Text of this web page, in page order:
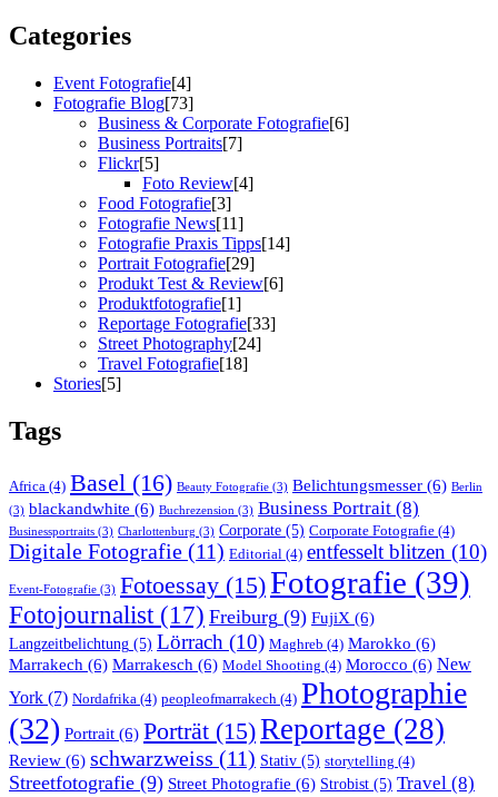
Categories
Event Fotografie[4]
Fotografie Blog[73]
Business & Corporate Fotografie[6]
Business Portraits[7]
Flickr[5]
Foto Review[4]
Food Fotografie[3]
Fotografie News[11]
Fotografie Praxis Tipps[14]
Portrait Fotografie[29]
Produkt Test & Review[6]
Produktfotografie[1]
Reportage Fotografie[33]
Street Photography[24]
Travel Fotografie[18]
Stories[5]
Tags
Africa (4) Basel (16) Beauty Fotografie (3) Belichtungsmesser (6) Berlin
(3) blackandwhite (6) Buchrezension (3) Business Portrait (8)
Businessportraits (3) Charlottenburg (3) Corporate (5) Corporate Fotografie (4)
Digitale Fotografie (11) Editorial (4) entfesselt blitzen (10)
Event-Fotografie (3) Fotoessay (15)Fotografie (39)
Fotojournalist (17) Freiburg (9) FujiX (6)
Langzeitbelichtung (5) Lörrach (10) Maghreb (4) Marokko (6)
Marrakech (6) Marrakesch (6) Model Shooting (4) Morocco (6) New
York (7) Nordafrika (4) peopleofmarrakech (4) Photographie
(32) Portrait (6) Porträt (15)Reportage (28)
Review (6) schwarzweiss (11) Stativ (5) storytelling (4)
Streetfotografie (9) Street Photografie (6) Strobist (5) Travel (8)